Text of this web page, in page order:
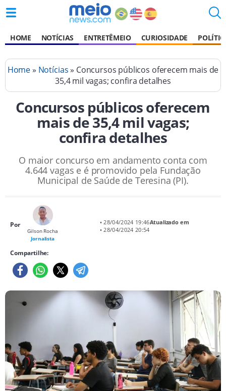
HOME NOTÍCIAS ENTRETÊMEIO CURIOSIDADE
Home» Notícias» Concursos públicos oferecem mais de
35,4 mil vagas; confira detalhes
Concursos públicos oferecem
mais de 35,4 mil vagas;
confira detalhes
O maior concurso em andamento conta com
4.644 vagas e é promovido pela Fundação
Municipal de Saúde de Teresina (PI).
Por
Gilson Rocha
Jornalista
• 28/04/2024 19:46Atualizado em
• 28/04/2024 20:54
Compartilhe: